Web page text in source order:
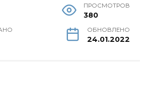
ПРОСМОТРОВ
380
ОБНОВЛЕНО
24.01.2022